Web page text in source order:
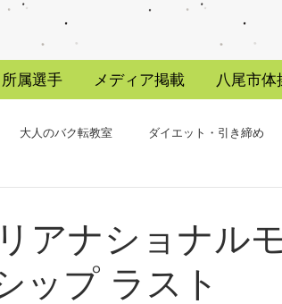
大人のバク転教室 ダイエット・引き締め
アナショナル
ップ ラスト
所属選手 メディア掲載 八尾市体